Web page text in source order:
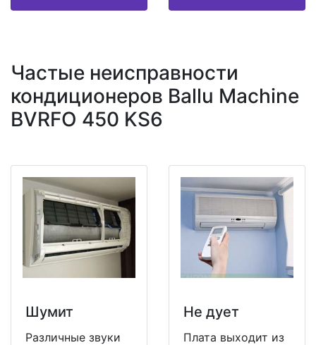
Частые неисправности
кондиционеров Ballu Machine
BVRFO 450 KS6
Шумит
Различные звуки
Не дует
Плата выходит из